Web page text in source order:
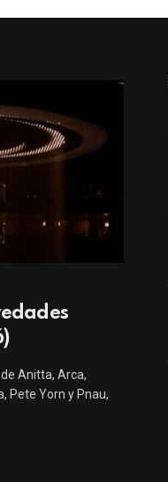
Anitta, Arca,
Pete Yorn y Pnau,